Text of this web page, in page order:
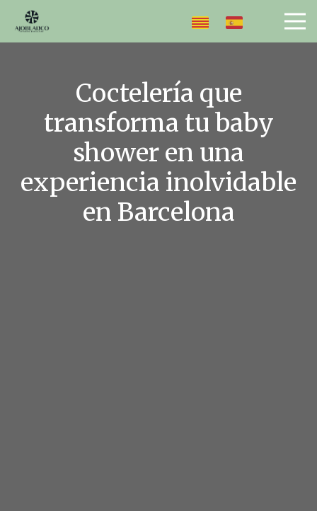
Coctelería que
transforma tu baby
shower en una
experiencia inolvidable
en Barcelona